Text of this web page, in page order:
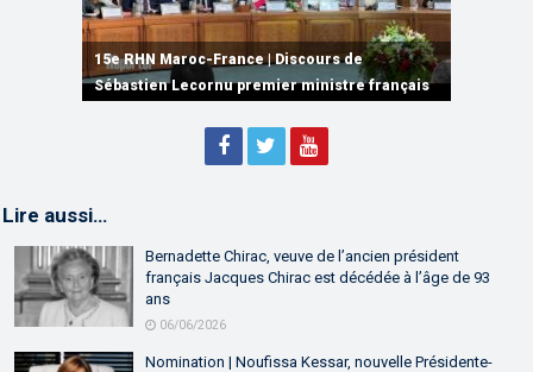
15e RHN Maroc-France | Signature de
plusieurs accords de coopération et de
partenariat
15e RHN Maroc-France | Discours de
Sébastien Lecornu premier ministre français
15e Réunion de Haut Niveau Maroc-France |
Discours de M. Aziz Akhannouch
Lire aussi…
Bernadette Chirac, veuve de l’ancien président
français Jacques Chirac est décédée à l’âge de 93
ans
06/06/2026
Nomination | Noufissa Kessar, nouvelle Présidente-